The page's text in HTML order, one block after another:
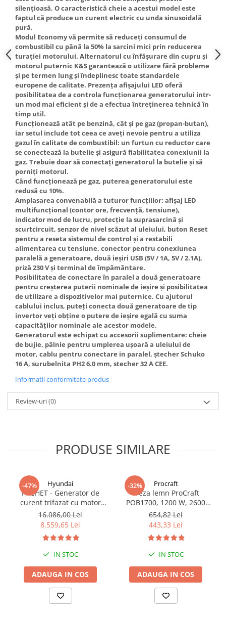
Truse de scule
Truse de lipit PPR
Ventuze cu brate pentru transport
Vibratoare beton
Masini de spalat rufe cu uscator
Uscatoare de rufe
Masini de facut paine
Pachete electrocasnice
incorporabile
Seturi oale
SANDWICH MAKER
Storcatoare de fructe
Televizoare
silențioasă. O caracteristică cheie a acestui model este
faptul că produce un curent electric cu unda sinusoidală
pură.
Modul Economy vă permite să reduceți consumul de
combustibil cu până la 50% la sarcini mici prin reducerea
turației motorului. Alternatorul cu înfășurare din cupru și
motorul puternic K&S garantează o utilizare fără probleme
și pe termen lung și îndeplinesc toate standardele
europene de calitate. Prezența afișajului LED oferă
posibilitatea de a controla funcționarea generatorului intr-
un mod mai eficient și de a efectua întreținerea tehnică în
timp util.
Funcționează atât pe benzină, cât și pe gaz (propan-butan),
iar setul include tot ceea ce aveți nevoie pentru a utiliza
gazul în calitate de combustibil: un furtun cu reductor care
se conectează la butelie și asigură fiabilitatea conexiunii la
gaz. Trebuie doar să conectați generatorul la butelie și să
porniți motorul.
Când funcționează pe gaz, puterea generatorului este
redusă cu 10%.
Amplasarea convenabilă a tuturor funcțiilor: afișaj LED
multifuncțional (contor ore, frecvență, tensiune),
indicator mod de lucru, protecție la suprasarcină și
scurtcircuit, senzor de nivel scăzut al uleiului, buton Reset
pentru a reseta sistemul de control și a restabili
alimentarea cu tensiune, conector pentru conexiunea
paralelă a generatoare, două ieșiri USB (5V / 1A, 5V / 2.1A),
priză 230 V și terminal de împământare.
Posibilitatea de conectare în paralel a două generatoare
pentru creșterea puterii nominale de ieșire și posibilitatea
de utilizare a dispozitivelor mai puternice. Cu ajutorul
cablului inclus, puteți conecta două generatoare de tip
invertor veți obține o putere de ieșire egală cu suma
capacităților nominale ale acestor modele.
Generatorul este echipat cu accesorii suplimentare: cheie
de bujie, pâlnie pentru umplerea ușoară a uleiului de
motor, cablu pentru conectare in paralel, ștecher Schuko
16 A, surubelnita PH2 6.0 mm, stecher 32 A CEE.
Informatii conformitate produs
Review-uri(0)
PRODUSE SIMILARE
-47% Hyundai
PACHET - Generator de
curent trifazat cu motor
diesel Hyundai DHY8600SE-
T, putere motor 12 CP,
Putere maxima 7.9 kVA,
tensiune 380 / 220 V +
Automatizare trifazata
ATS12-3P
16.086,00 Lei
8.559,65 Lei
IN STOC
ADAUGA IN COS
-32% Procraft
Freza lemn ProCraft
POB1700, 1200 W, 2600
Rpm cu 12 freze pentru
lemn incluse in pachet
654,82 Lei
443,33 Lei
IN STOC
ADAUGA IN COS